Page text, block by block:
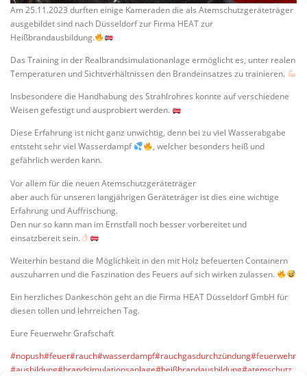
Am 25.11.2023 durften einige Kameraden die als Atemschutzgeräteträger
ausgebildet sind nach Düsseldorf zur Firma HEAT zur
Heißbrandausbildung.
Das Training in der Realbrandsimulationanlage ermöglicht es, unter realen
Temperaturen und Sichtverhältnissen den Brandeinsatzes zu trainieren.
Insbesondere die Handhabung des Strahlrohres konnte auf verschiedene
Weisen gefestigt und ausprobiert werden.
Diese Erfahrung ist nicht ganz unwichtig, denn bei zu viel Wasserabgabe
entsteht sehr viel Wasserdampf
, welcher besonders heiß und
gefährlich werden kann.
Vor allem für die neuen Atemschutzgeräteträger
aber auch für unseren langjährigen Geräteträger ist dies eine wichtige
Erfahrung und Auffrischung.
Den nur so kann man im Ernstfall noch besser vorbereitet und
einsatzbereit sein.
Weiterhin bestand die Möglichkeit in den mit Holz befeuerten Containern
auszuharren und die Faszination des Feuers auf sich wirken zulassen.
Ein herzliches Dankeschön geht an die Firma HEAT Düsseldorf GmbH für
diesen tollen und lehrreichen Tag.
Eure Feuerwehr Grafschaft
#nopush#feuer#rauch#wasserdampf#rauchgasdurchzündung#feuerwehr
#ausbildung#brandsimulationsanlage#heißbrandausbildung#atemschutz